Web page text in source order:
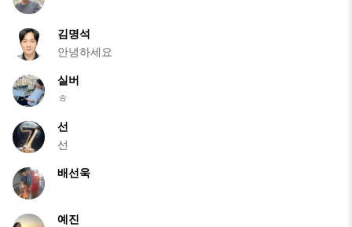
김명석
안녕하세요
실버
ㅎ
선
선
배선욱
예진